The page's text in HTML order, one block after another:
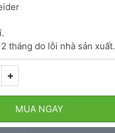
tháng do lỗi nhà sản xuất.
+
MUA NGAY